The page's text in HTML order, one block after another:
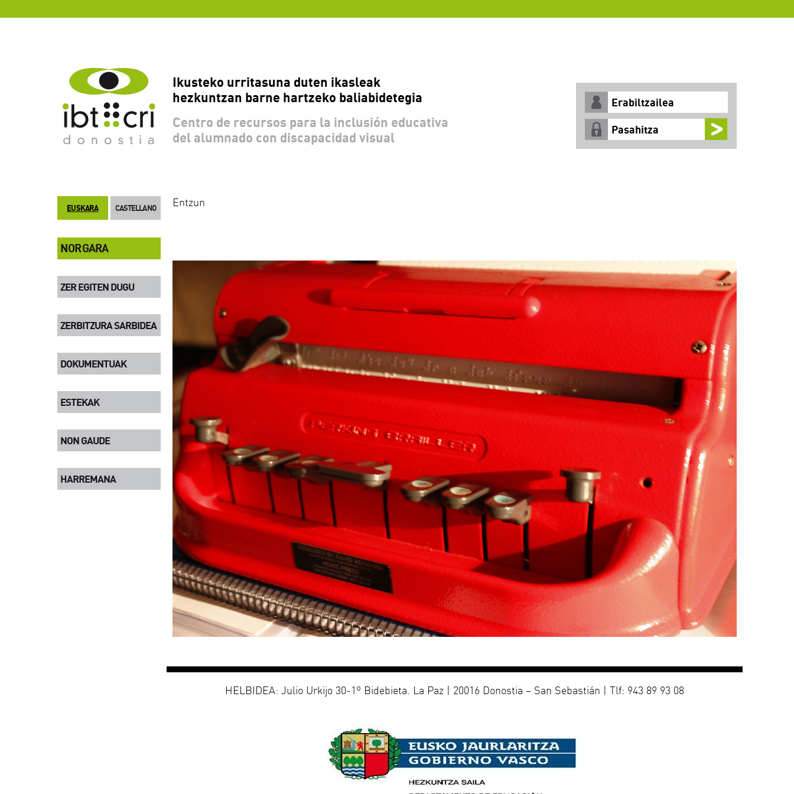
Ikusteko urritasuna duten ikasleak
hezkuntzan barne hartzeko baliabidetegia
Centro de recursos para la inclusión educativa
del alumnado con discapacidad visual
EUSKARA CASTELLANO
NOR GARA
ZER EGITEN DUGU
ZERBITZURA SARBIDEA
DOKUMENTUAK
ESTEKAK
NON GAUDE
HARREMANA
Entzun
HELBIDEA: Julio Urkijo 30-1º Bidebieta. La Paz | 20016 Donostia – San Sebastián | Tlf: 943 89 93 08